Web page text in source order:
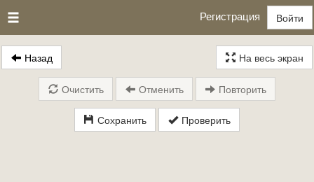
Регистрация Войти
Назад На весь экран
Сохранить Проверить
Очистить Отменить Повторить